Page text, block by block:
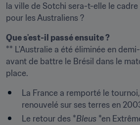
la ville de Sotchi sera-t-elle le
pour les Australiens ?
Que s'est-il passé ensuite ?
** L'Australie a été éliminée en
avant de battre le Brésil dans le
place.
La France a remporté le
renouvelé sur ses terres en
Le retour des *Bleus *en